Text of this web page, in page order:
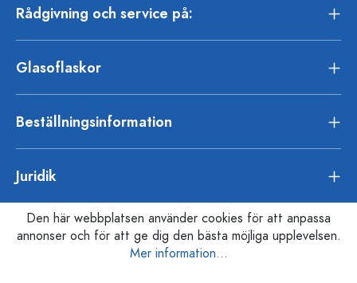
Rådgivning och service på:
Glasoflaskor
Beställningsinformation
Juridik
Den här webbplatsen använder cookies för att anpassa
annonser och för att ge dig den bästa möjliga upplevelsen.
Mer information...